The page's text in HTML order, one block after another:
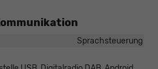
Sprachsteuerung